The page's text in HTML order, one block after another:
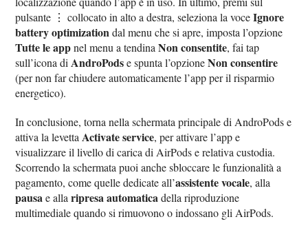
pulsante ⋮ collocato in alto a destra, seleziona la voceIgnore
battery optimizationdal menu che si apre, imposta l’opzione
Tutte le appnel menu a tendinaNon consentite, fai tap
sull’icona di AndroPodse spunta l’opzioneNon consentire
(per non far chiudere automaticamente l’app per il risparmio
energetico).
In conclusione, torna nella schermata principale di AndroPods e
attiva la levetta Activate service, per attivare l’app e
visualizzare il livello di carica di AirPods e relativa custodia.
Scorrendo la schermata puoi anche sbloccare le funzionalità a
pagamento, come quelle dedicate all’assistente vocale, alla
pausae allaripresa automaticadella riproduzione
multimediale quando si rimuovono o indossano gli AirPods.